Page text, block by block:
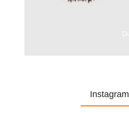
Instagram